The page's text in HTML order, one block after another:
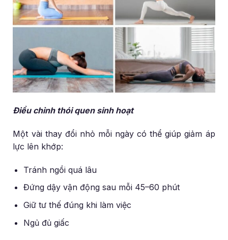
Điều chỉnh thói quen sinh hoạt
Một vài thay đổi nhỏ mỗi ngày có thể giúp giảm áp
lực lên khớp:
Tránh ngồi quá lâu
Đứng dậy vận động sau mỗi 45–60 phút
Giữ tư thế đúng khi làm việc
Ngủ đủ giấc